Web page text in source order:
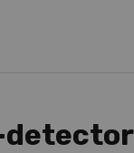
detector